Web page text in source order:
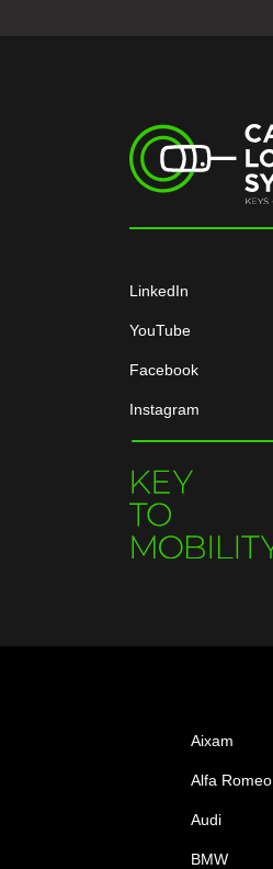
LinkedIn
YouTube
Facebook
Instagram
Aixam
Alfa Romeo
Audi
BMW